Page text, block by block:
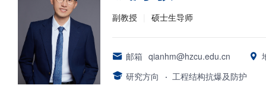
副教授 硕士生导师
邮箱 qianhm@hzcu.edu.cn
研究方向
· 工程结构抗爆及防护